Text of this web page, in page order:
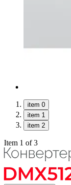
item 0
item 1
item 2
Item 1 of 3